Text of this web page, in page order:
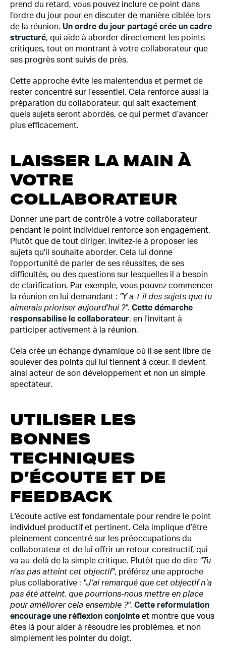
prend du retard, vous pouvez inclure ce point dans
l’ordre du jour pour en discuter de manière ciblée lors
de la réunion. Un ordre du jour partagé crée un cadre
structuré, qui aide à aborder directement les points
critiques, tout en montrant à votre collaborateur que
ses progrès sont suivis de près.
Cette approche évite les malentendus et permet de
rester concentré sur l’essentiel. Cela renforce aussi la
préparation du collaborateur, qui sait exactement
quels sujets seront abordés, ce qui permet d’avancer
plus efficacement.
LAISSER LA MAIN À
VOTRE
COLLABORATEUR
Donner une part de contrôle à votre collaborateur
pendant le point individuel renforce son engagement.
Plutôt que de tout diriger, invitez-le à proposer les
sujets qu'il souhaite aborder. Cela lui donne
l'opportunité de parler de ses réussites, de ses
difficultés, ou des questions sur lesquelles il a besoin
de clarification. Par exemple, vous pouvez commencer
la réunion en lui demandant : "Y a-t-il des sujets que tu
aimerais prioriser aujourd'hui ?". Cette démarche
responsabilise le collaborateur, en l'invitant à
participer activement à la réunion.
Cela crée un échange dynamique où il se sent libre de
soulever des points qui lui tiennent à cœur. Il devient
ainsi acteur de son développement et non un simple
spectateur.
UTILISER LES
BONNES
TECHNIQUES
D’ÉCOUTE ET DE
FEEDBACK
L'écoute active est fondamentale pour rendre le point
individuel productif et pertinent. Cela implique d’être
pleinement concentré sur les préoccupations du
collaborateur et de lui offrir un retour constructif, qui
va au-delà de la simple critique. Plutôt que de dire "Tu
n'as pas atteint cet objectif", préférez une approche
plus collaborative : "J’ai remarqué que cet objectif n’a
pas été atteint, que pourrions-nous mettre en place
pour améliorer cela ensemble ?". Cette reformulation
encourage une réflexion conjointe et montre que vous
êtes là pour aider à résoudre les problèmes, et non
simplement les pointer du doigt.